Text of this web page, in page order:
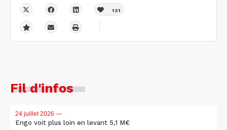
121
Fil d'infos
24 juillet 2026 —
Engo voit plus loin en levant 5,1 M€